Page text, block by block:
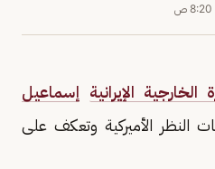
8:20 ص
الخارجية الإيرانية
إسماعيل
النظر الأميركية وتعكف على